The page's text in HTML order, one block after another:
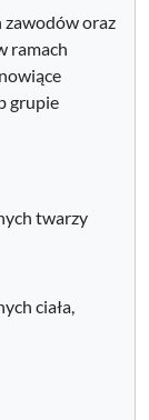
zawodów oraz
ramach
grupie
twarzy
ciała,